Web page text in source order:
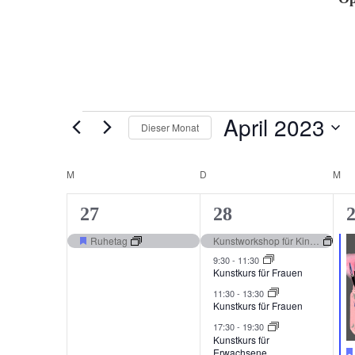
Veranstaltungen
Dieser Monat April 2023
Kalender
von
Veranstaltungen
M D M
1
Veranstaltung,
27
Hervorgehoben
Ruhetag
4
Veranstaltungen,
28
9:30- 11:30
Kunstkurs für Frauen
11:30- 13:30
Kunstkurs für Frauen
17:30- 19:30
Kunstkurs für
Erwachsene
2